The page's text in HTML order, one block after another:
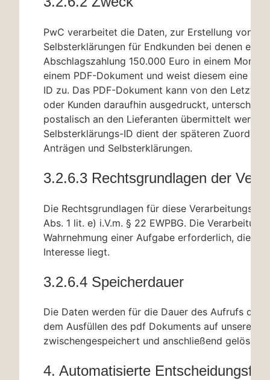
PwC verarbeitet die Daten, zur Erstellung von
Selbsterklärungen für Endkunden bei denen eine
Abschlagszahlung 150.000 Euro in einem Monat
einem PDF-Dokument und weist diesem eine
ID zu. Das PDF-Dokument kann von den
oder Kunden daraufhin ausgedruckt,
postalisch an den Lieferanten übermittelt
Selbsterklärungs-ID dient der späteren
Anträgen und Selbsterklärungen.
3.2.6.3 Rechtsgrundlagen der
Die Rechtsgrundlagen für diese
Abs. 1 lit. e) i.V.m. § 22 EWPBG. Die
Wahrnehmung einer Aufgabe erforderlich, die im
Interesse liegt.
3.2.6.4 Speicherdauer
Die Daten werden für die Dauer des Aufrufs der
dem Ausfüllen des pdf Dokuments auf unseren
zwischengespeichert und anschließend gelöscht.
4. Automatisierte